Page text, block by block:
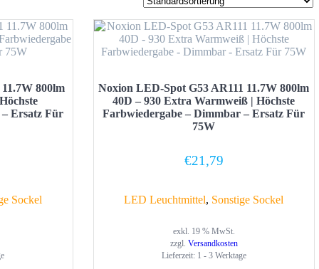
800lm
Ersatz Für
Sockel
Noxion LED-Spot G53 AR111 11.7W 800lm
40D – 930 Extra Warmweiß | Höchste
Farbwiedergabe – Dimmbar – Ersatz Für
75W
€21,79
LED Leuchtmittel, Sonstige Sockel
exkl. 19 % MwSt.
zzgl. Versandkosten
Lieferzeit: 1 - 3 Werktage